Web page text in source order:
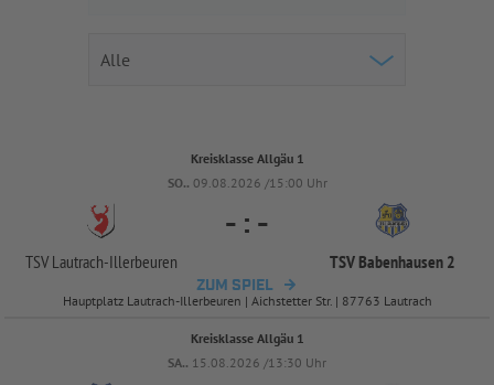
Kreisklasse Allgäu 1
SO.. 09.08.2026 /15:00 Uhr
TSV Lautrach-Illerbeuren
- : -
TSV Babenhausen 2
ZUM SPIEL
Hauptplatz Lautrach-Illerbeuren | Aichstetter Str. | 87763 Lautrach
Kreisklasse Allgäu 1
SA.. 15.08.2026 /13:30 Uhr